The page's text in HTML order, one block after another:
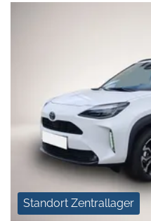
Standort Zentrallager